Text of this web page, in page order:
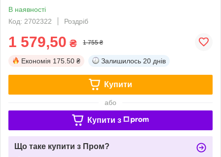
В наявності
Код: 2702322
Роздріб
1 579,50 ₴ 1 755 ₴
Економія 175.50 ₴ Залишилось 20 днів
Купити
або
Купити з
Що таке купити з Пром?